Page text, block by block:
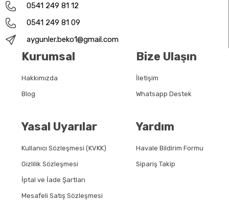
0541 249 81 12
0541 249 81 09
aygunler.beko1@gmail.com
Kurumsal
Hakkımızda
Blog
Yasal Uyarılar
Kullanıcı Sözleşmesi (KVKK)
Gizlilik Sözleşmesi
İptal ve İade Şartları
Mesafeli Satış Sözleşmesi
Bize Ulaşın
İletişim
Whatsapp Destek
Yardım
Havale Bildirim Formu
Sipariş Takip